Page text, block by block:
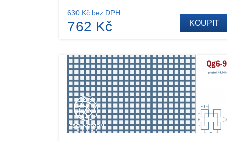
630 Kč bez DPH
762 Kč KOUPIT